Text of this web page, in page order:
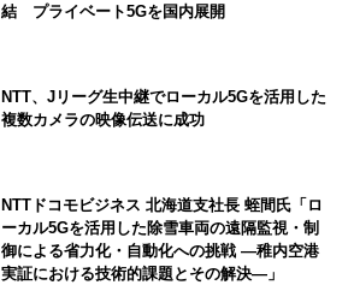
結 プライベート5Gを国内展開
NTT、Jリーグ生中継でローカル5Gを活用した
複数カメラの映像伝送に成功
NTTドコモビジネス 北海道支社長 蛭間氏「ロ
ーカル5Gを活用した除雪車両の遠隔監視・制
御による省力化・自動化への挑戦 ―稚内空港
実証における技術的課題とその解決―」